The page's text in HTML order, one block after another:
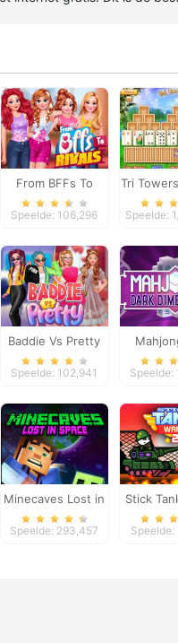
From BFFs To
Rivals
Speelde: 106,296
Tri
Speelde:
Baddie Vs Pretty
Speelde: 102,941 Speelde:
Minecaves Lost in
Space
Speelde: 293,457
Stick
Speelde: